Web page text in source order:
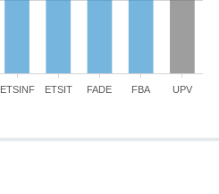
ETSINF ETSIT FADE FBA UPV